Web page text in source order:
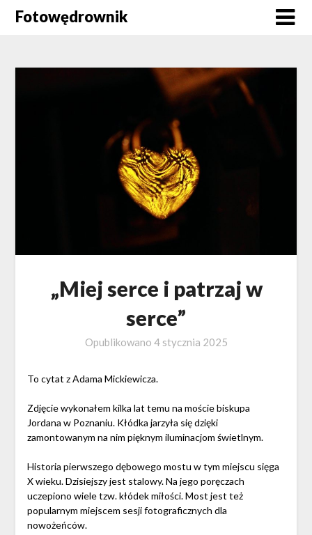
SkipFotowędrownik
„Miej serce i patrzaj w
serce”
Opublikowano 4 stycznia 2025
To cytat z Adama Mickiewicza.
Zdjęcie wykonałem kilka lat temu na moście biskupa
Jordana w Poznaniu. Kłódka jarzyła się dzięki
zamontowanym na nim pięknym iluminacjom świetlnym.
Historia pierwszego dębowego mostu w tym miejscu sięga
X wieku. Dzisiejszy jest stalowy. Na jego poręczach
uczepiono wiele tzw. kłódek miłości. Most jest też
popularnym miejscem sesji fotograficznych dla
nowożeńców.